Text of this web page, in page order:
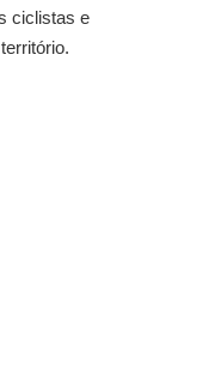
ciclistas e